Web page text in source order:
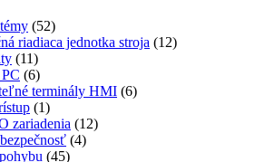
(52)
riadiaca jednotka stroja (12)
(11)
(6)
terminály HMI (6)
(1)
zariadenia (12)
(4)
(45)